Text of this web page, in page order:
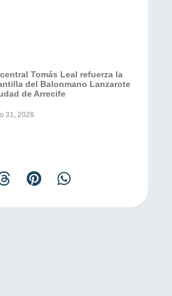
Tomás Leal refuerza la
del Balonmano Lanzarote
de Arrecife
31, 2026